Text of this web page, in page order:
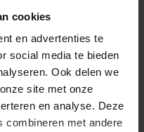
cookies
en advertenties te
social media te bieden
Ook delen we
site met onze
en analyse. Deze
combineren met andere
cups, hoge rug
€